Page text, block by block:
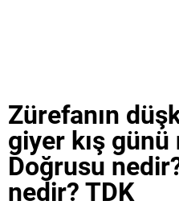
Zürefanın
giyer kış
Doğrusu
nedir? TDK